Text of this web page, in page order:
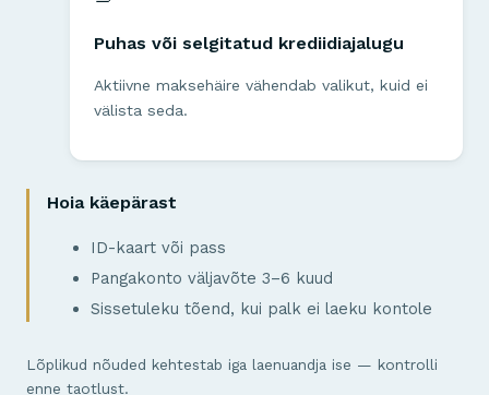
Puhas või selgitatud krediidiajalugu
Aktiivne maksehäire vähendab valikut, kuid ei
välista seda.
Hoia käepärast
ID-kaart või pass
Pangakonto väljavõte 3–6 kuud
Sissetuleku tõend, kui palk ei laeku kontole
Lõplikud nõuded kehtestab iga laenuandja ise — kontrolli
enne taotlust.